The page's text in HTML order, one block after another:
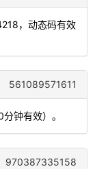
，动态码有效
561089571611
钟有效）。
970387335158